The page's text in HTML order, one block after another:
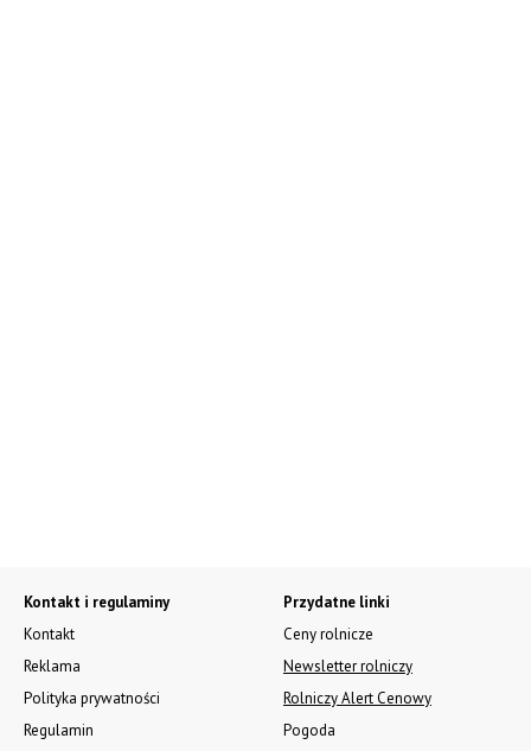
Kontakt i regulaminy
Kontakt
Reklama
Polityka prywatności
Regulamin
Przydatne linki
Ceny rolnicze
Newsletter rolniczy
Rolniczy Alert Cenowy
Pogoda